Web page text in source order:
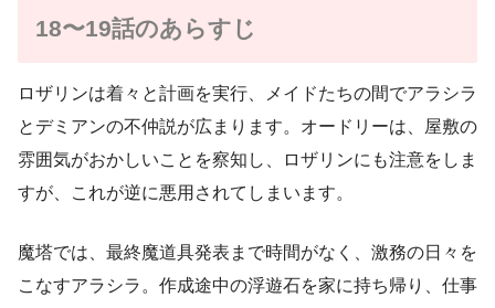
18〜19話のあらすじ
ロザリンは着々と計画を実行、メイドたちの間でアラシラ
とデミアンの不仲説が広まります。オードリーは、屋敷の
雰囲気がおかしいことを察知し、ロザリンにも注意をしま
すが、これが逆に悪用されてしまいます。
魔塔では、最終魔道具発表まで時間がなく、激務の日々を
こなすアラシラ。作成途中の浮遊石を家に持ち帰り、仕事